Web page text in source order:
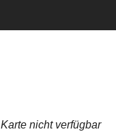
Karte nicht verfügbar